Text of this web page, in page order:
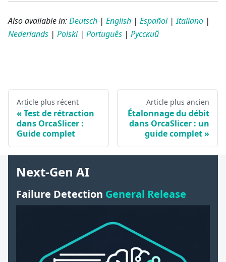
Also available in:Deutsch | English | Español|Italiano |
Nederlands | Polski| Português | Русский
Article plus récent
Test de rétraction
dans OrcaSlicer :
Guide complet
Article plus ancien
Étalonnage du débit
dans OrcaSlicer : un
guide complet
Next-Gen AI
Failure Detection General Release